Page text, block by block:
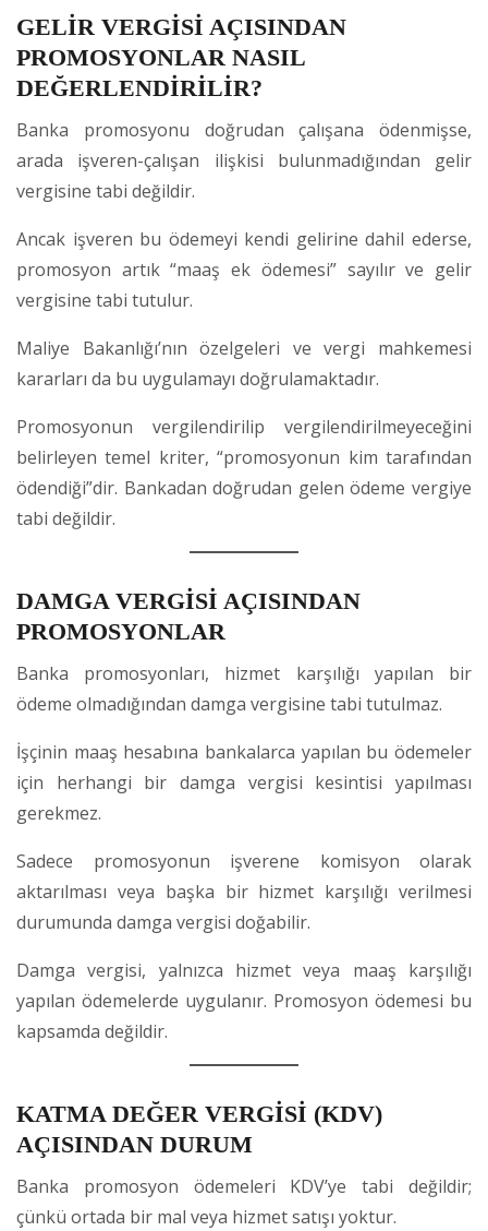
GELİR VERGİSİ AÇISINDAN
PROMOSYONLAR NASIL
DEĞERLENDİRİLİR?
Banka promosyonu doğrudan çalışana ödenmişse,
arada işveren-çalışan ilişkisi bulunmadığından gelir
vergisine tabi değildir.
Ancak işveren bu ödemeyi kendi gelirine dahil ederse,
promosyon artık “maaş ek ödemesi” sayılır ve gelir
vergisine tabi tutulur.
Maliye Bakanlığı’nın özelgeleri ve vergi mahkemesi
kararları da bu uygulamayı doğrulamaktadır.
Promosyonun vergilendirilip vergilendirilmeyeceğini
belirleyen temel kriter, “promosyonun kim tarafından
ödendiği”dir. Bankadan doğrudan gelen ödeme vergiye
tabi değildir.
DAMGA VERGİSİ AÇISINDAN
PROMOSYONLAR
Banka promosyonları, hizmet karşılığı yapılan bir
ödeme olmadığından damga vergisine tabi tutulmaz.
İşçinin maaş hesabına bankalarca yapılan bu ödemeler
için herhangi bir damga vergisi kesintisi yapılması
gerekmez.
Sadece promosyonun işverene komisyon olarak
aktarılması veya başka bir hizmet karşılığı verilmesi
durumunda damga vergisi doğabilir.
Damga vergisi, yalnızca hizmet veya maaş karşılığı
yapılan ödemelerde uygulanır. Promosyon ödemesi bu
kapsamda değildir.
KATMA DEĞER VERGİSİ (KDV)
AÇISINDAN DURUM
Banka promosyon ödemeleri KDV’ye tabi değildir;
çünkü ortada bir mal veya hizmet satışı yoktur.